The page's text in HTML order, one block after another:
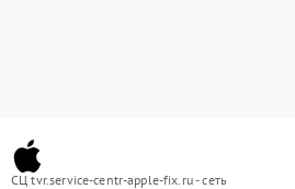
СЦ tvr.service-centr-apple-fix.ru - сеть